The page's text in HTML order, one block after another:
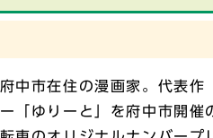
中市在住の漫画家。代表作
「ゆりーと」を府中市開